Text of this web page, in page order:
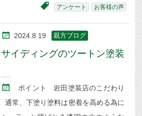
アンケート お客様の声
2024.8.19 親方ブログ
サイディングのツートン塗装
ポイント 岩田塗装店のこだわり
通常、下塗り塗料は密着を高める為に